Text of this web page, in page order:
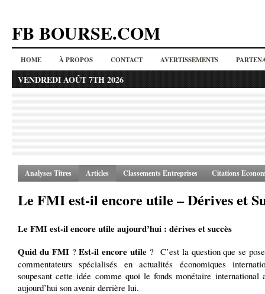
FB BOURSE.COM
HOME À PROPOS CONTACT AVERTISSEMENTS
VENDREDI AOÛT 7TH 2026
Analyses Titres Articles Classements Entreprises Citations
Le FMI est-il encore utile – Dérives et
Le FMI est-il encore utile aujourd’hui : dérives et succès
Quid du FMI?Est-il encore utile ? C’est la question que se
commentateurs spécialisés en actualités économiques
soupesant cette idée comme quoi le fonds monétaire international
aujourd’hui son avenir derrière lui.